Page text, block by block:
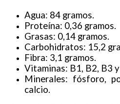
Agua: 84 gramos.
Proteína: 0,36 gramos.
Grasas: 0,14 gramos.
Carbohidratos: 15,2
Fibra: 3,1 gramos.
Vitaminas: B1, B2, B3 y
Minerales: fósforo,
calcio.